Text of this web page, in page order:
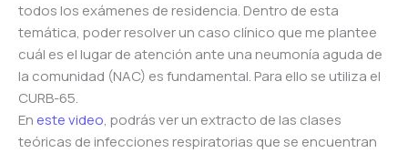
todos los exámenes de residencia. Dentro de esta
temática, poder resolver un caso clínico que me plantee
cuál es el lugar de atención ante una neumonía aguda de
la comunidad (NAC) es fundamental. Para ello se utiliza el
CURB-65.
En este video, podrás ver un extracto de las clases
teóricas de infecciones respiratorias que se encuentran